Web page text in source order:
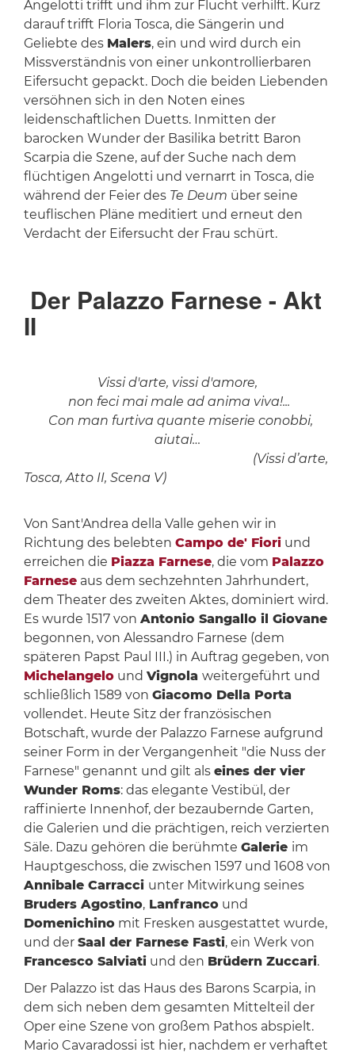
Angelotti trifft und ihm zur Flucht verhilft. Kurz
darauf trifft Floria Tosca, die Sängerin und
Geliebte des Malers, ein und wird durch ein
Missverständnis von einer unkontrollierbaren
Eifersucht gepackt. Doch die beiden Liebenden
versöhnen sich in den Noten eines
leidenschaftlichen Duetts. Inmitten der
barocken Wunder der Basilika betritt Baron
Scarpia die Szene, auf der Suche nach dem
flüchtigen Angelotti und vernarrt in Tosca, die
während der Feier des Te Deum über seine
teuflischen Pläne meditiert und erneut den
Verdacht der Eifersucht der Frau schürt.
Der Palazzo Farnese - Akt
II
Vissi d'arte, vissi d'amore,
non feci mai male ad anima viva!...
Con man furtiva quante miserie conobbi,
aiutai…
(Vissi d’arte,
Tosca, Atto II, Scena V)
Von Sant'Andrea della Valle gehen wir in
Richtung des belebten Campo de' Fioriund
erreichen die Piazza Farnese, die vom Palazzo
Farneseaus dem sechzehnten Jahrhundert,
dem Theater des zweiten Aktes, dominiert wird.
Es wurde 1517 von Antonio Sangallo il Giovane
begonnen, von Alessandro Farnese (dem
späteren Papst Paul III.) in Auftrag gegeben, von
Michelangelound Vignola weitergeführt und
schließlich 1589 von Giacomo Della Porta
vollendet. Heute Sitz der französischen
Botschaft, wurde der Palazzo Farnese aufgrund
seiner Form in der Vergangenheit "die Nuss der
Farnese" genannt und gilt als eines der vier
Wunder Roms: das elegante Vestibül, der
raffinierte Innenhof, der bezaubernde Garten,
die Galerien und die prächtigen, reich verzierten
Säle. Dazu gehören die berühmte Galerie im
Hauptgeschoss, die zwischen 1597 und 1608 von
Annibale Carracci unter Mitwirkung seines
Bruders Agostino,Lanfrancound
Domenichinomit Fresken ausgestattet wurde,
und der Saal der Farnese Fasti, ein Werk von
Francesco Salviatiund den Brüdern Zuccari.
Der Palazzo ist das Haus des Barons Scarpia, in
dem sich neben dem gesamten Mittelteil der
Oper eine Szene von großem Pathos abspielt.
Mario Cavaradossi ist hier, nachdem er verhaftet